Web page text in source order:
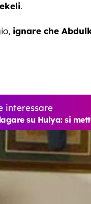
.
ignare che
interessare
su Hulya: si